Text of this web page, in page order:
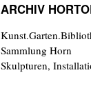
ARCHIV
Sammlung Horn
Skulpturen,